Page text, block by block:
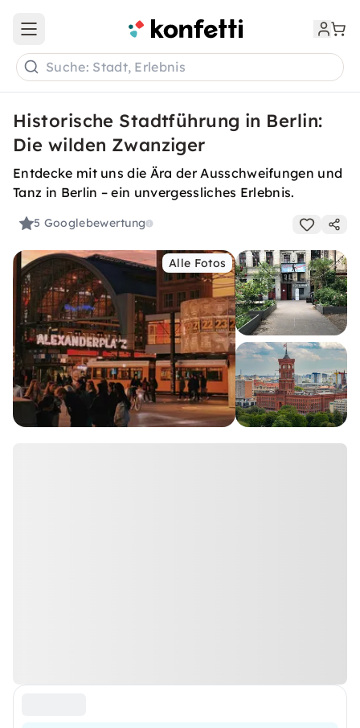
Open main menu
Suche: Stadt, Erlebnis
Historische Stadtführung in Berlin:
Die wilden Zwanziger
Entdecke mit uns die Ära der Ausschweifungen und
Tanz in Berlin – ein unvergessliches Erlebnis.
5 Googlebewertung
Alle Fotos